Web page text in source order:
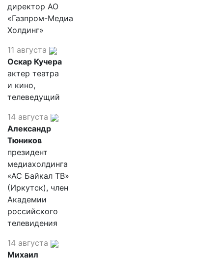
директор АО
«Газпром-Медиа
Холдинг»
11 августа
Оскар Кучера
актер театра
и кино,
телеведущий
14 августа
Александр
Тюников
президент
медиахолдинга
«АС Байкал ТВ»
(Иркутск), член
Академии
российского
телевидения
14 августа
Михаил